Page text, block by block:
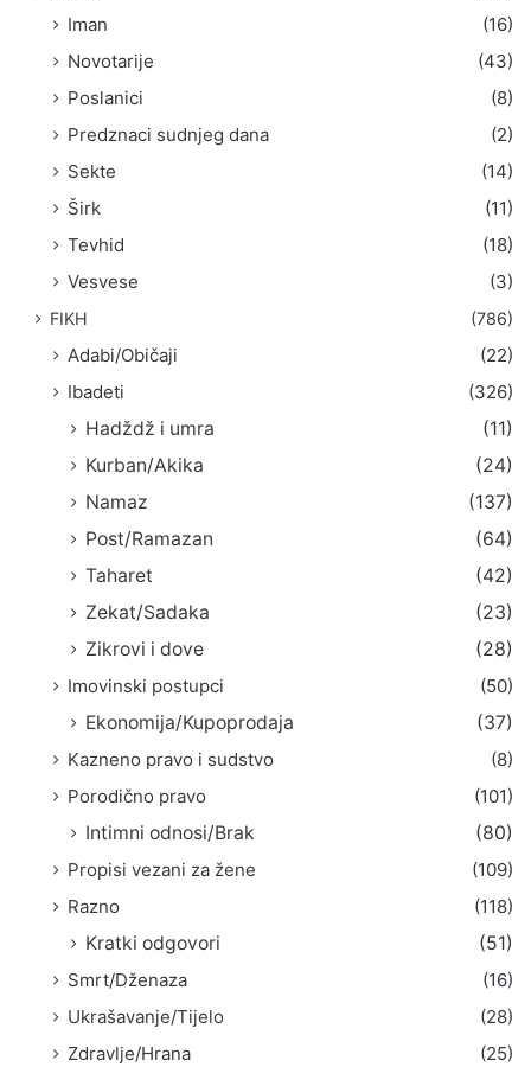
Iman
(16)
Novotarije
(43)
Poslanici
(8)
Predznaci sudnjeg dana
(2)
Sekte
(14)
Širk
(11)
Tevhid
(18)
Vesvese
(3)
FIKH (786)
Adabi/Običaji
(22)
Ibadeti
(326)
Hadždž i umra
(11)
Kurban/Akika
(24)
Namaz
(137)
Post/Ramazan
(64)
Taharet
(42)
Zekat/Sadaka
(23)
Zikrovi i dove
(28)
Imovinski postupci
(50)
Ekonomija/Kupoprodaja
(37)
Kazneno pravo i sudstvo
(8)
Porodično pravo
(101)
Intimni odnosi/Brak
(80)
Propisi vezani za žene
(109)
Razno
(118)
Kratki odgovori
(51)
Smrt/Dženaza
(16)
Ukrašavanje/Tijelo
(28)
Zdravlje/Hrana
(25)